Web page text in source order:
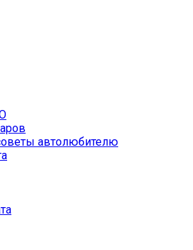
автолюбителю